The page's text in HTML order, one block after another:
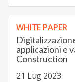
WHITE PAPER
applicazioni e
Construction
21 Lug 2023